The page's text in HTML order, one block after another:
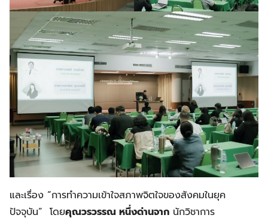
และเรื่อง “การทำความเข้าใจสภาพจิตใจของสังคมในยุค
ปัจจุบัน” โดยคุณวรวรรณ หนึ่งด่านจาก นักวิชาการ